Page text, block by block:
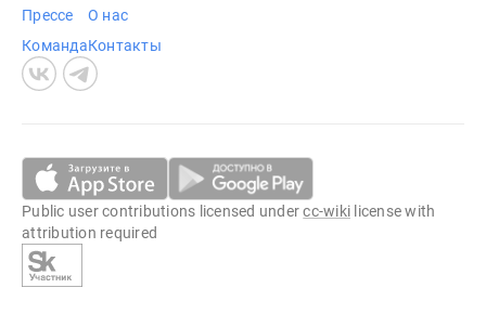
Прессе
Команда
О нас
Контакты
Public user contributions licensed undercc-wiki license with
attribution required